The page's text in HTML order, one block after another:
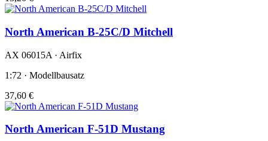
North American B-25C/D Mitchell
AX 06015A · Airfix
1:72 · Modellbausatz
37,60 €
North American F-51D Mustang